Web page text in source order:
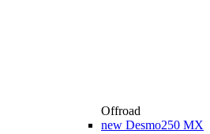
Offroad
new Desmo250 MX